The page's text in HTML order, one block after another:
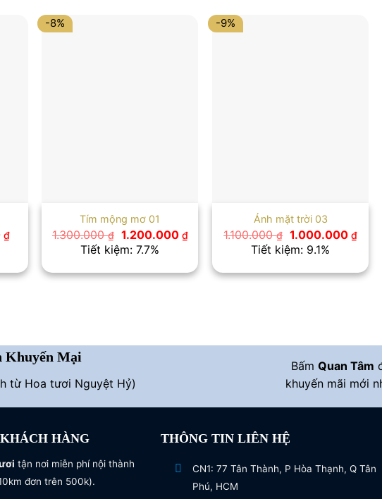
₫Giá
630.000 ₫.
-8%
Tím mộng mơ 01
1.300.000₫ Giá
gốc
là:
1.200.000 ₫Giá
hiện
là:
1.200.000 ₫.
Tiết kiệm: 7.7%
-9%
Ánh mặt trời 03
1.100.000₫ Giá
gốc
là:
1.000.000₫Giá
là:
Tiết kiệm: 9.1%
Khuyến Mại
từ Hoa tươi Nguyệt Hỷ)
Bấm Quan Tâm
khuyến mãi mới
HÀNG
tận nơi miễn phí nội thành
đơn trên 500k).
THÔNG TIN LIÊN HỆ
CN1: 77 Tân Thành, P Hòa Thạnh, Q Tân
Phú, HCM